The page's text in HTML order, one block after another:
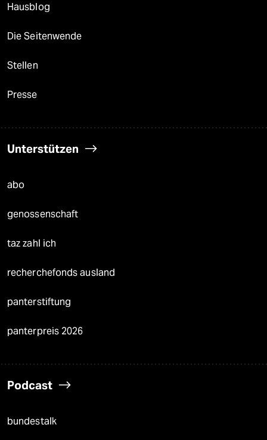
Hausblog
Die Seitenwende
Stellen
Presse
Unterstützen
abo
genossenschaft
taz zahl ich
recherchefonds ausland
panterstiftung
panterpreis 2026
Podcast
bundestalk